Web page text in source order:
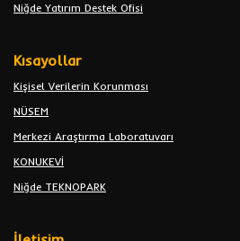
Niğde Yatırım Destek Ofisi
Kısayollar
Kişisel Verilerin Korunması
NÜSEM
Merkezi Araştırma Laboratuvarı
KONUKEVİ
Niğde TEKNOPARK